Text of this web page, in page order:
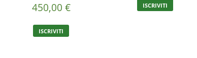
450,00 €
ISCRIVITI
ISCRIVITI